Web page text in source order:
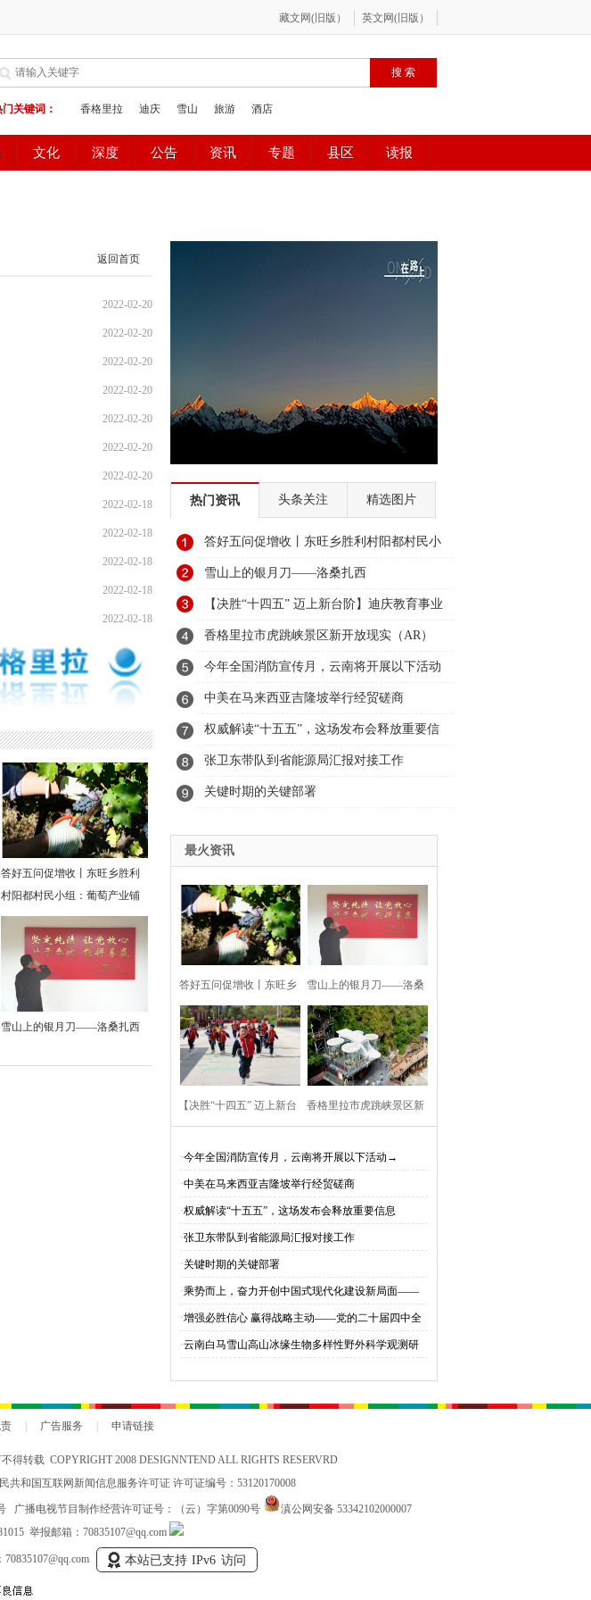
返回首页
2022-02-20
2022-02-20
2022-02-20
2022-02-20
2022-02-20
2022-02-20
2022-02-20
2022-02-18
2022-02-18
2022-02-18
2022-02-18
2022-02-18
答好五问促增收丨东旺乡胜利
村阳都村民小组：葡萄产业铺
就“甜蜜”增收路
雪山上的银月刀——洛桑扎西
热门资讯 头条关注 精选图片
答好五问促增收丨东旺乡胜利村阳都村民小
组：葡萄产业铺就“甜蜜”增收路
雪山上的银月刀——洛桑扎西
【决胜“十四五” 迈上新台阶】迪庆教育事业
亮点多、成效显——培根铸魂育桃李
香格里拉市虎跳峡景区新开放现实（AR）
无人机体验店
今年全国消防宣传月，云南将开展以下活动
→
中美在马来西亚吉隆坡举行经贸磋商
权威解读“十五五”，这场发布会释放重要信
息
张卫东带队到省能源局汇报对接工作
关键时期的关键部署
最火资讯
答好五问促增收丨东旺乡
胜利村阳都村民小组：葡
萄产业铺就“甜蜜”增收路
雪山上的银月刀——洛桑
扎西
【决胜“十四五” 迈上新台
多、成效显——培根铸魂
育桃李
香格里拉市虎跳峡景区新
·今年全国消防宣传月，云南将开展以下活动→
·中美在马来西亚吉隆坡举行经贸磋商
·权威解读“十五五”，这场发布会释放重要信息
·张卫东带队到省能源局汇报对接工作
·关键时期的关键部署
·乘势而上，奋力开创中国式现代化建设新局面——
与会同志谈贯彻落实党的二十届四中全会精神
·增强必胜信心 赢得战略主动——党的二十届四中全
会锚定中国式现代化发展新目标
·云南白马雪山高山冰缘生物多样性野外科学观测研